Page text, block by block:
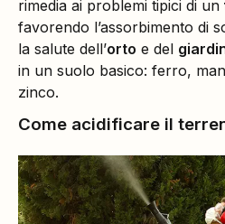
rimedia ai problemi tipici di un
favorendo l’assorbimento di
la salute dell’orto e del
in un suolo basico: ferro,
zinco.
Come acidificare il